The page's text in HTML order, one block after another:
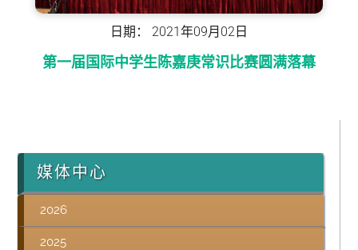
日期： 2021 年09月 02 日
第一届国际中学生陈嘉庚常识比赛圆满落幕
媒体中心
2026
2025